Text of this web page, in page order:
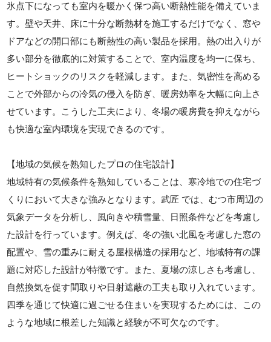
氷点下になっても室内を暖かく保つ高い断熱性能を備えていま
す。壁や天井、床に十分な断熱材を施工するだけでなく、窓や
ドアなどの開口部にも断熱性の高い製品を採用。熱の出入りが
多い部分を徹底的に対策することで、室内温度を均一に保ち、
ヒートショックのリスクを軽減します。また、気密性を高める
ことで外部からの冷気の侵入を防ぎ、暖房効率を大幅に向上さ
せています。こうした工夫により、冬場の暖房費を抑えながら
も快適な室内環境を実現できるのです。
【地域の気候を熟知したプロの住宅設計】
地域特有の気候条件を熟知していることは、寒冷地での住宅づ
くりにおいて大きな強みとなります。武匠 では、むつ市周辺の
気象データを分析し、風向きや積雪量、日照条件などを考慮し
た設計を行っています。例えば、冬の強い北風を考慮した窓の
配置や、雪の重みに耐える屋根構造の採用など、地域特有の課
題に対応した設計が特徴です。また、夏場の涼しさも考慮し、
自然換気を促す間取りや日射遮蔽の工夫も取り入れています。
四季を通じて快適に過ごせる住まいを実現するためには、この
ような地域に根差した知識と経験が不可欠なのです。